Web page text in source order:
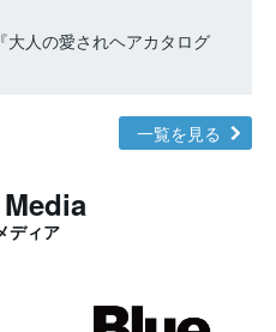
大人の愛されヘアカタログ
一覧を見る
ディア